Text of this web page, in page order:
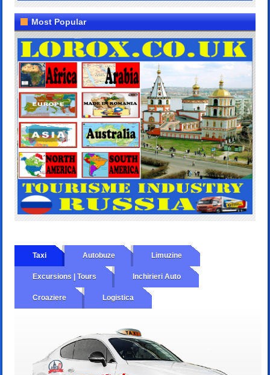
Most Popular
Taxi Autobuze Limuzine
Excursions | Tours Inchirieri Auto
Croaziere Logistica